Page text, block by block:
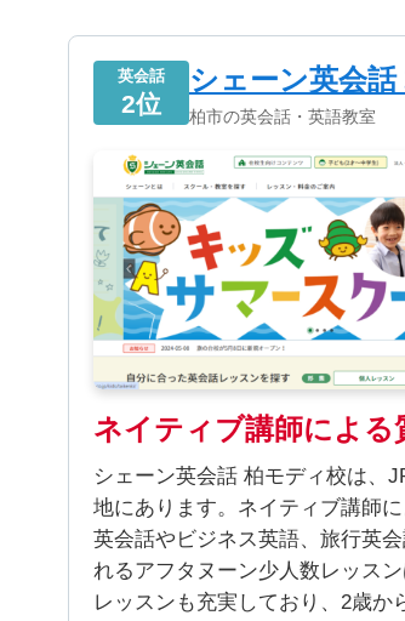
英会話
2位
シェーン英会
柏市の英会話・英語教室
ネイティブ講師による
シェーン英会話 柏モディ校は、
地にあります。ネイティブ講師
英会話やビジネス英語、旅行英
れるアフタヌーン少人数レッス
レッスンも充実しており、2歳